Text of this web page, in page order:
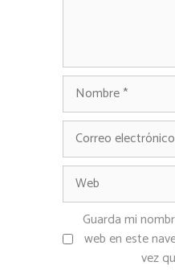
Guarda mi
web en este
vez